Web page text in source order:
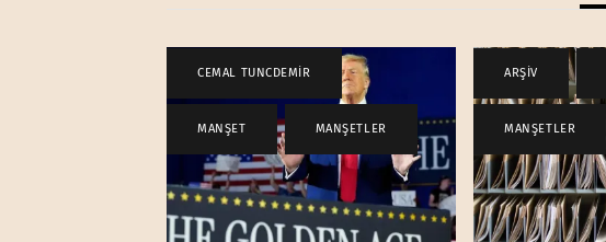
CEMAL TUNCDEMİR ,
MANŞET , MANŞETLER
ARŞİV ,
MANŞETLER